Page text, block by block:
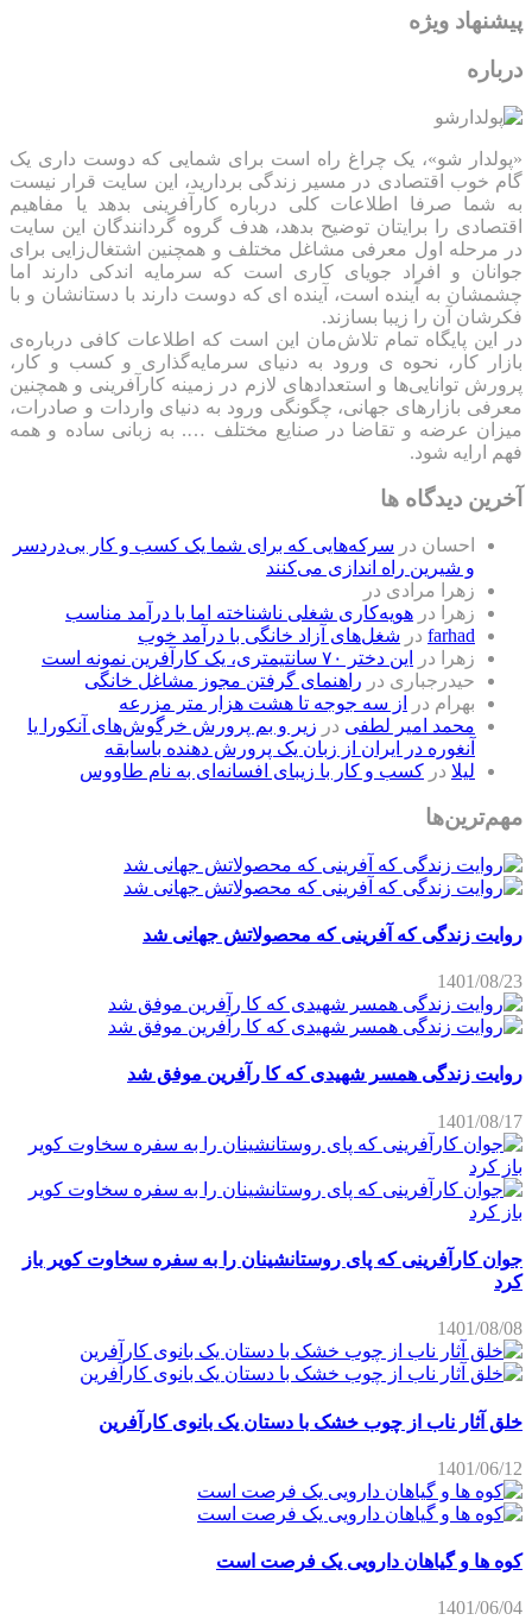
پیشنهاد ویژه
درباره
«پولدار شو»، یک چراغ راه است برای شمایی که دوست داری یک
گام خوب اقتصادی در مسیر زندگی بردارید، این سایت قرار نیست
به شما صرفا اطلاعات کلی درباره کارآفرینی بدهد یا مفاهیم
اقتصادی را برایتان توضیح بدهد، هدف گروه گردانندگان این سایت
در مرحله اول معرفی مشاغل مختلف و همچنین اشتغال‌زایی برای
جوانان و افراد جویای کاری است که سرمایه اندکی دارند اما
چشمشان به آینده است، آینده ای که دوست دارند با دستانشان و با
فکرشان آن را زیبا بسازند.
در این پایگاه تمام تلاش‌مان این است که ‌اطلاعات کافی درباره‌ی
بازار کار، نحوه ی ورود به دنیای سرمایه‌گذاری و کسب و کار،
پرورش توانایی‌ها و استعدادهای لازم در زمینه کارآفرینی و همچنین
معرفی بازارهای جهانی، چگونگی ورود به دنیای واردات و صادرات،
میزان عرضه و تقاضا در صنایع مختلف …. به زبانی ساده و همه
فهم ارایه شود.
آخرین دیدگاه ها
احسان در سرکه‌هایی که برای شما یک کسب و کار بی‌دردسر
و شیرین راه اندازی می‌کنند
زهرا مرادی در
زهرا
در هویه‌کاری شغلی ناشناخته اما با درآمد مناسب
farhad در شغل‌های آزاد خانگی با درآمد خوب
زهرا
در
این دختر ۷۰ سانتیمتری، یک کارآفرین نمونه است
حیدرجباری در راهنمای گرفتن مجوز مشاغل خانگی
بهرام در
از سه جوجه تا هشت هزار متر مزرعه
محمد امیر لطفی در زیر و بم پرورش خرگوش‌های آنکورا یا
آنغوره در ایران از زبان یک پرورش دهنده باسابقه
لیلا در کسب و کار با زیبای افسانه‌ای به نام طاووس
مهم‌ترین‌ها
روایت زندگی که آفرینی که محصولاتش جهانی شد
1401/08/23
روایت زندگی همسر شهیدی که کا رآفرین موفق شد
1401/08/17
جوان کارآفرینی که پای روستانشینان را به سفره سخاوت کویر باز
کرد
1401/08/08
خلق آثار ناب از چوب خشک با دستان یک بانوی کارآفرین
1401/06/12
کوه ها و گیاهان دارویی یک فرصت است
1401/06/04